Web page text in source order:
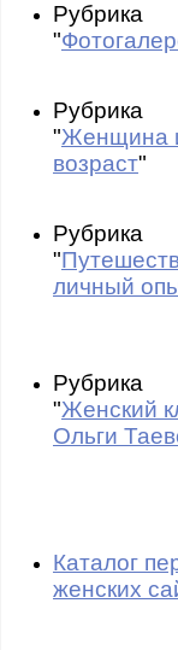
Рубрика
"
Рубрика
"Женщина
возраст"
Рубрика
"
личный
Рубрика
"Женский
Ольги
Каталог
женских